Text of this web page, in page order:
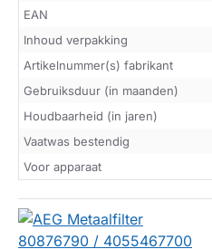
EAN
Inhoud verpakking
Artikelnummer(s) fabrikant
Gebruiksduur (in maanden)
Houdbaarheid (in jaren)
Vaatwas bestendig
Voor apparaat